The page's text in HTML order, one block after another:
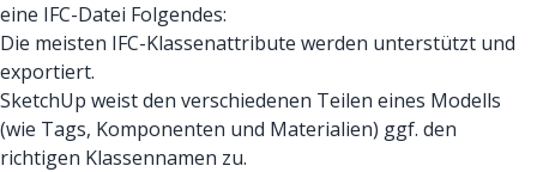
eine IFC-Datei Folgendes:
Die meisten IFC-Klassenattribute werden unterstützt und
exportiert.
SketchUp weist den verschiedenen Teilen eines Modells
(wie Tags, Komponenten und Materialien) ggf. den
richtigen Klassennamen zu.